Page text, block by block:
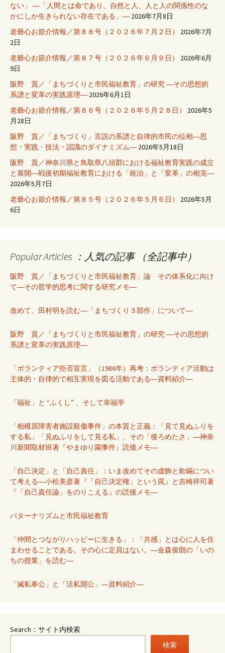
ない」 ―「人間とは命であり、自然と人、人と人の関係性のな
かにしか生きられない存在である」― 2026年7月8日
老爺心お節介情報／第８８号（２０２６年７月２日）
2026年7月
2日
老爺心お節介情報／第８７号（２０２６年６月９日）
2026年6月
9日
阪野 貢／「まちづくりと市民福祉教育」の研究 ―その思想的
系譜と変革の実践原理― 2026年6月1日
老爺心お節介情報／第８６号（２０２６年５月２８日）
2026年5
月28日
阪野 貢／「まちづくり」言説の系譜と自律的市民の位相―思
想・実践・技法・認識のダイナミズム― 2026年5月18日
阪野 貢／神奈川県と鳥取県八頭郡における福祉教育実践の成立
と展開―戦後初期福祉教育における「統治」と「変革」の相克―
2026年5月7日
老爺心お節介情報／第８５号（２０２６年５月６日）
2026年5月
6日
Popular Articles ：人気の記事 （全記事中）
阪野 貢／「まちづくりと市民福祉教育」論 その体系化に向け
て―その哲学的思考に関する研究メモ―
改めて、田村明を読む―「まちづくり３部作」について―
阪野 貢／「まちづくりと市民福祉教育」の研究 ―その思想的
系譜と変革の実践原理―
「ボランティア拒否宣言」（1986年）再考：ボランティア活動は
主体的・自律的で相互実現を図る活動である―資料紹介―
「福祉」と “ふくし” 、そして幸福学
「相模原障害者施設殺傷事件」の本質と正義：「見て見ぬふりを
する私」「見ぬふりをして見る私」、その「後ろめたさ」―神奈
川新聞取材班著『やまゆり園事件』読後メモ―
「自己決定」と「自己責任」：いま改めてその虚飾と欺瞞につい
て考える―小松美彦著『「自己決定権」という罠』と吉崎祥司著
『「自己責任論」をのりこえる』の読後メモ―
パターナリズムと市民福祉教育
「仲間とつながりハッピーに生きる」：「共感」とは心に人を住
まわせることである。その心に定員はない。―金森俊朗の「いの
ちの授業」を読む―
「滅私奉公」と「活私開公」―資料紹介―
Search：サイト内検索
検索